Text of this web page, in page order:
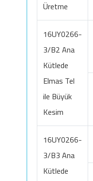
Üretme
16UY0266-
3/B2 Ana
Kütlede
Elmas Tel
ile Büyük
Kesim
16UY0266-
3/B3 Ana
Kütlede